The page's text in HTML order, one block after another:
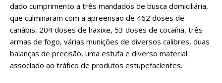
dado cumprimento a três mandados de busca domiciliária,
que culminaram com a apreensão de 462 doses de
canábis, 204 doses de haxixe, 53 doses de cocaína, três
armas de fogo, várias munições de diversos calibres, duas
balanças de precisão, uma estufa e diverso material
associado ao tráfico de produtos estupefacientes.